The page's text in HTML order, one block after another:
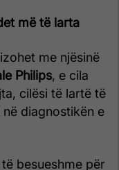
më të larta
me njësinë
Philips, e cila
cilësi të lartë të
diagnostikën e
besueshme për